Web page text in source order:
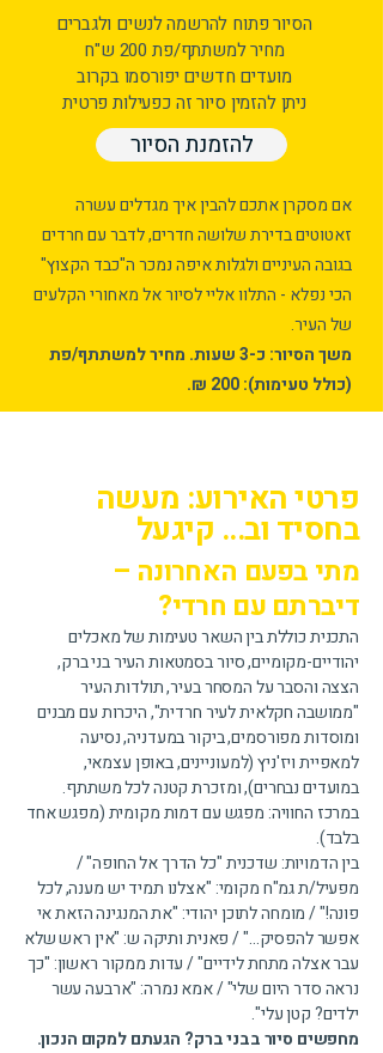
הסיור פתוח להרשמה לנשים ולגברים
מחיר למשתתף/פת 200 ש"ח
מועדים חדשים יפורסמו בקרוב
ניתן להזמין סיור זה כפעילות פרטית
להזמנת הסיור
אם מסקרן אתכם להבין איך מגדלים עשרה
זאטוטים בדירת שלושה חדרים, לדבר עם חרדים
בגובה העיניים ולגלות איפה נמכר ה"כבד הקצוץ"
הכי נפלא - התלוו אליי לסיור אל מאחורי הקלעים
של העיר.
משך הסיור: כ-3 שעות. מחיר למשתתף/פת
(כולל טעימות): 200 ₪.
פרטי האירוע: מעשה
בחסיד וב... קיגעל
​​מתי בפעם האחרונה –
דיברתם עם חרדי?
התכנית כוללת בין השאר טעימות של מאכלים
יהודיים-מקומיים, סיור בסמטאות העיר בני ברק,
הצצה והסבר על המסחר בעיר, תולדות העיר
"ממושבה חקלאית לעיר חרדית", היכרות עם מבנים
ומוסדות מפורסמים, ביקור במעדניה, נסיעה
למאפיית ויז'ניץ (למעוניינים, באופן עצמאי,
במועדים נבחרים), ומזכרת קטנה לכל משתתף.
במרכז החוויה: מפגש עם דמות מקומית (מפגש אחד
בלבד).
בין הדמויות: שדכנית "כל הדרך אל החופה" /
מפעיל/ת גמ"ח מקומי: "אצלנו תמיד יש מענה, לכל
פונה!" / מומחה לתוכן יהודי: "את המנגינה הזאת אי
אפשר להפסיק…" / פאנית ותיקה ש: "אין ראש שלא
עבר אצלה מתחת לידיים" / עדות ממקור ראשון: "כך
נראה סדר היום שלי" / אמא נמרה: "ארבעה עשר
ילדים? קטן עלי".
מחפשים סיור בבני ברק? הגעתם למקום הנכון.